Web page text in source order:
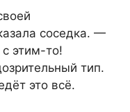
соседка. —
этим-то!
тип.
это всё.